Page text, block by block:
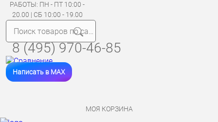
РАБОТЫ: ПН - ПТ 10:00 -
20.00 | СБ 10:00 - 19.00
8 (495) 970-46-85
Написать в MAX
МОЯ КОРЗИНА